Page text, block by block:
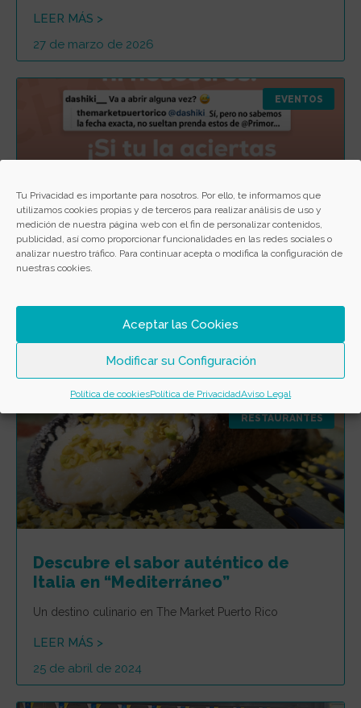
Tu Privacidad es importante para nosotros. Por ello, te informamos que
utilizamos cookies propias y de terceros para realizar análisis de uso y
medición de nuestra página web con el fin de personalizar contenidos,
publicidad, así como proporcionar funcionalidades en las redes sociales o
analizar nuestro tráfico. Para continuar acepta o modifica la configuración de
nuestras cookies.
Aceptar las Cookies
Modificar su Configuración
Política de cookiesPolítica de PrivacidadAviso Legal
LEER MÁS >
27 de marzo de 2026
EVENTOS
Concurso Primor
Sé uno de los 5 PRIMORÍSIMOS en acertar la fecha de
de @pprimor
18 de junio de 2024
RESTAURANTES
Descubre el sabor auténtico de
Italia en “Mediterráneo”
Un destino culinario en The Market Puerto Rico
LEER MÁS >
25 de abril de 2024